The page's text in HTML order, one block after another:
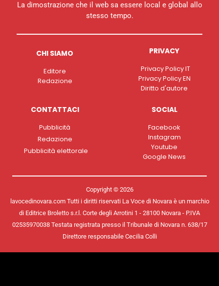
La dimostrazione che il web sa essere local e global allo
stesso tempo.
CHI SIAMO
Editore
Redazione
PRIVACY
Privacy Policy IT
Privacy Policy EN
Diritto d'autore
CONTATTACI
Pubblicità
Redazione
Pubblicità elettorale
SOCIAL
Facebook
Instagram
Youtube
Google News
Copyright © 2026
lavocedinovara.com Tutti i diritti riservati La Voce di Novara è un marchio
di Editrice Broletto s.r.l. Corte degli Arrotini 1 - 28100 Novara - P.IVA
02535970038 Testata registrata presso il Tribunale di Novara n. 638/17
Direttore responsabile Cecilia Colli